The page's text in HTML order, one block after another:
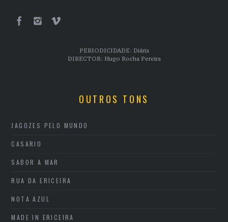
PERIODICIDADE: Diária
DIRECTOR: Hugo Rocha Pereira
OUTROS TONS
JAGOZES PELO MUNDO
CASARIO
SABOR A MAR
RUA DA ERICEIRA
NOTA AZUL
MADE IN ERICEIRA